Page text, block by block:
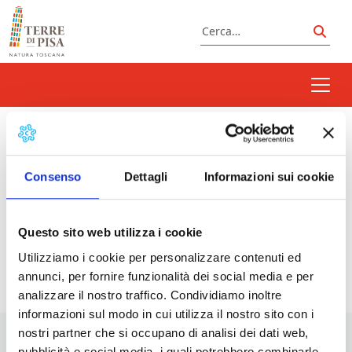
Consenso Dettagli Informazioni sui cookie
Questo sito web utilizza i cookie
Utilizziamo i cookie per personalizzare contenuti ed
annunci, per fornire funzionalità dei social media e per
analizzare il nostro traffico. Condividiamo inoltre
informazioni sul modo in cui utilizza il nostro sito con i
nostri partner che si occupano di analisi dei dati web,
Vai al contenuto
Cerca
biciletta
Prossimi eventi
<li>Non ci sono eventi con questo tag</li>